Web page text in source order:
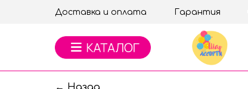
Доставка и оплата Гарантия